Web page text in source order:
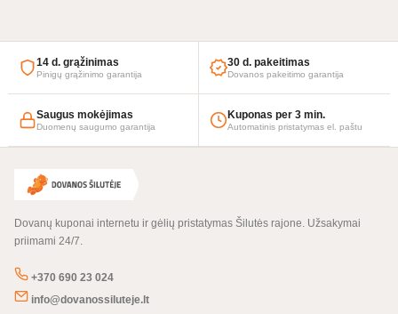
14 d. grąžinimas
Pinigų grąžinimo garantija
30 d. pakeitimas
Dovanos pakeitimo garantija
Saugus mokėjimas
Duomenų saugumo garantija
Kuponas per 3 min.
Automatinis pristatymas el. paštu
Dovanų kuponai internetu ir gėlių pristatymas Šilutės rajone. Užsakymai
priimami 24/7.
+370 690 23 024
info@dovanossiluteje.lt